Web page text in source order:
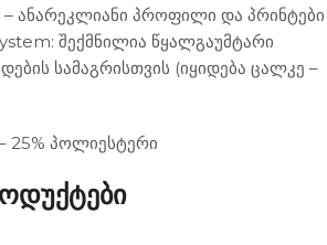
ანარეკლიანი პროფილი და პრინტები
შექმნილია წყალგაუმტარი
სამაგრისთვის (იყიდება ცალკე –
25% პოლიესტერი